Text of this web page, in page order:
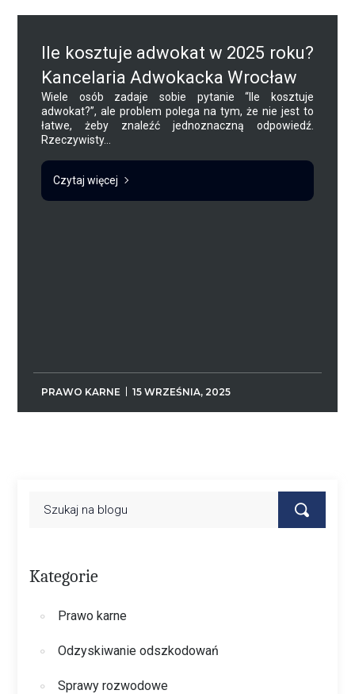
Ile kosztuje adwokat w 2025 roku?
Kancelaria Adwokacka Wrocław
Wiele osób zadaje sobie pytanie “Ile kosztuje
adwokat?”, ale problem polega na tym, że nie jest to
łatwe, żeby znaleźć jednoznaczną odpowiedź.
Rzeczywisty...
Czytaj więcej
PRAWO KARNE 15 WRZEŚNIA, 2025
Kategorie
Prawo karne
Odzyskiwanie odszkodowań
Sprawy rozwodowe